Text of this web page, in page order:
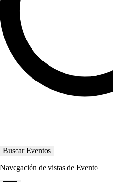
Buscar Eventos
Navegación de vistas de Evento